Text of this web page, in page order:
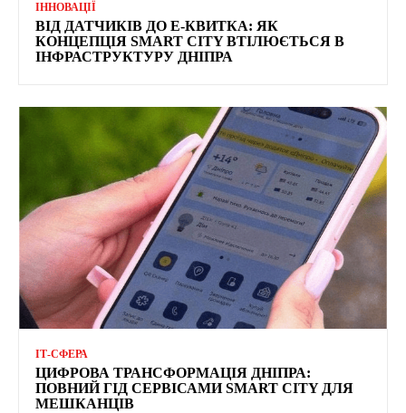
ІННОВАЦІЇ
ВІД ДАТЧИКІВ ДО Е-КВИТКА: ЯК
КОНЦЕПЦІЯ SMART CITY ВТІЛЮЄТЬСЯ В
ІНФРАСТРУКТУРУ ДНІПРА
ІТ-СФЕРА
ЦИФРОВА ТРАНСФОРМАЦІЯ ДНІПРА:
ПОВНИЙ ГІД СЕРВІСАМИ SMART CITY ДЛЯ
МЕШКАНЦІВ